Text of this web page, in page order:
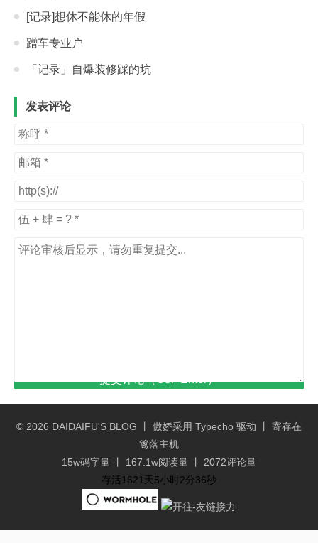
[记录]想休不能休的年假
蹭车专业户
「记录」自爆装修踩的坑
发表评论
© 2026 DAIDAIFU'S BLOG 丨 傲娇采用 Typecho 驱动 丨 寄存在
篱落主机
15w码字量 丨 167.1w阅读量 丨 2072评论量
存活1621天5小时2分36秒